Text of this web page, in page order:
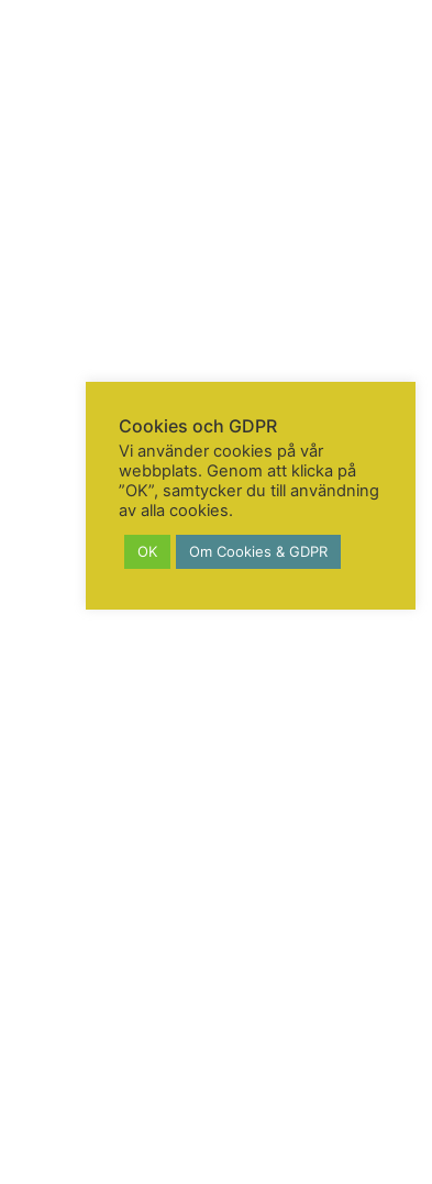
Cookies och GDPR
Vi använder cookies på vår
webbplats. Genom att klicka på
”OK”, samtycker du till användning
av alla cookies.
OK Om Cookies & GDPR